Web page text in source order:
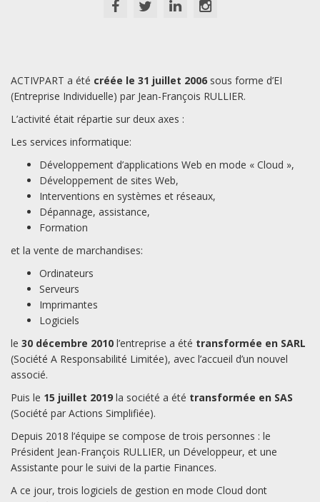
ACTIVPART a été créée le 31 juillet 2006 sous forme d’EI
(Entreprise Individuelle) par Jean-François RULLIER.
L’activité était répartie sur deux axes :
Les services informatique:
Développement d’applications Web en mode « Cloud »,
Développement de sites Web,
Interventions en systèmes et réseaux,
Dépannage, assistance,
Formation
et la vente de marchandises:
Ordinateurs
Serveurs
Imprimantes
Logiciels
le 30 décembre 2010 l’entreprise a été transformée en SARL
(Société A Responsabilité Limitée), avec l’accueil d’un nouvel
associé.
Puis le 15 juillet 2019 la société a été transformée en SAS
(Société par Actions Simplifiée).
Depuis 2018 l’équipe se compose de trois personnes : le
Président Jean-François RULLIER, un Développeur, et une
Assistante pour le suivi de la partie Finances.
A ce jour, trois logiciels de gestion en mode Cloud dont